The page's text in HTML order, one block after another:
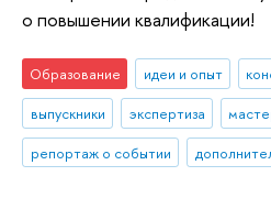
о повышении квалификации!
Образование идеи и опыт
выпускники
экспертиза
репортаж о событии